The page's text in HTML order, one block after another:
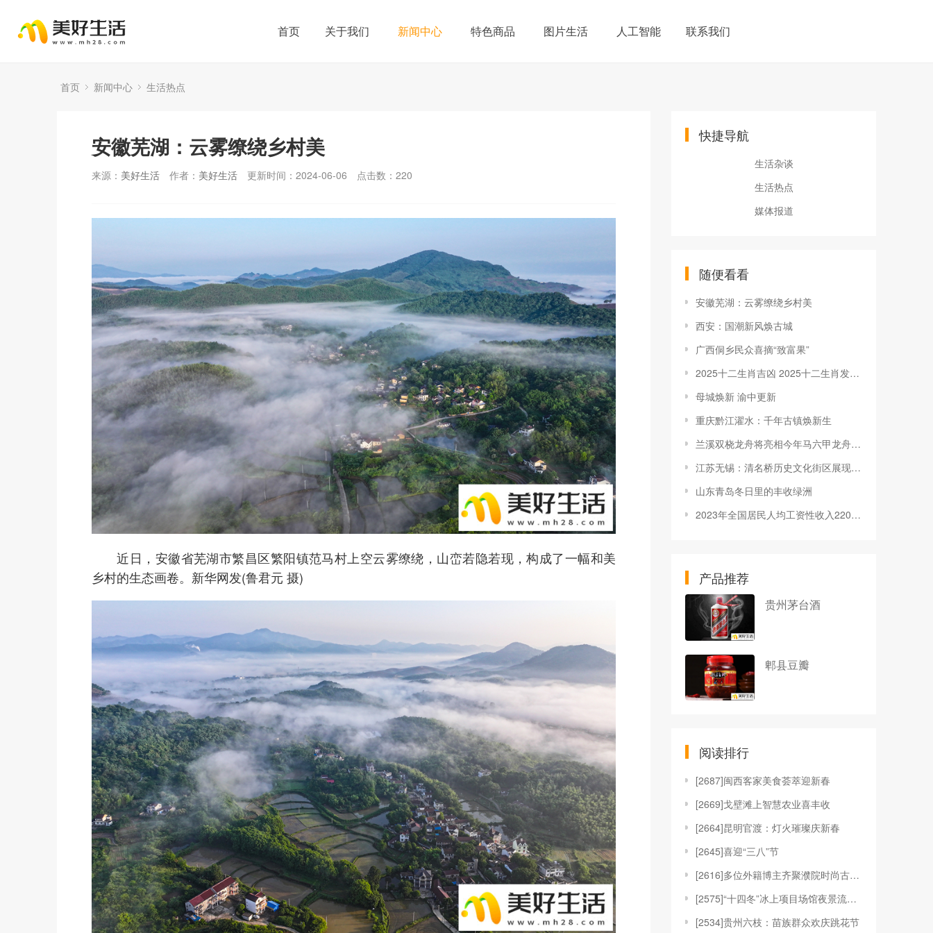
首页 关于我们 新闻中心 特色商品 图片生活 人工智能 联系我们
首页 新闻中心 生活热点
安徽芜湖：云雾缭绕乡村美
来源： 美好生活 作者： 美好生活 更新时间：2024-06-06 点击数： 220
近日，安徽省芜湖市繁昌区繁阳镇范马村上空云雾缭绕，山峦若隐若现，构成了一幅和美
乡村的生态画卷。新华网发(鲁君元 摄)
快捷导航
生活杂谈
生活热点
媒体报道
随便看看
安徽芜湖：云雾缭绕乡村美
西安：国潮新风焕古城
广西侗乡民众喜摘“致富果”
2025十二生肖吉凶 2025十二生肖发展方位
母城焕新 渝中更新
重庆黔江濯水：千年古镇焕新生
兰溪双桡龙舟将亮相今年马六甲龙舟文化节
江苏无锡：清名桥历史文化街区展现夜繁华
山东青岛冬日里的丰收绿洲
2023年全国居民人均工资性收入22053元，增长7.1%
产品推荐
贵州茅台酒
郫县豆瓣
阅读排行
[2687]闽西客家美食荟萃迎新春
[2669]戈壁滩上智慧农业喜丰收
[2664]昆明官渡：灯火璀璨庆新春
[2645]喜迎“三八”节
[2616]多位外籍博主齐聚濮院时尚古镇 促“时尚中
[2575]“十四冬”冰上项目场馆夜景流光溢彩
[2534]贵州六枝：苗族群众欢庆跳花节